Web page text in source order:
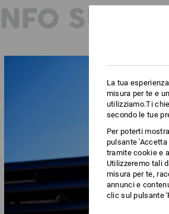
La tua
misura per te e
utilizziamo.Ti
secondo le tue
Per poterti
pulsante
tramite cookie e
Utilizzeremo tali
misura per te,
annunci e
clic sul pulsante